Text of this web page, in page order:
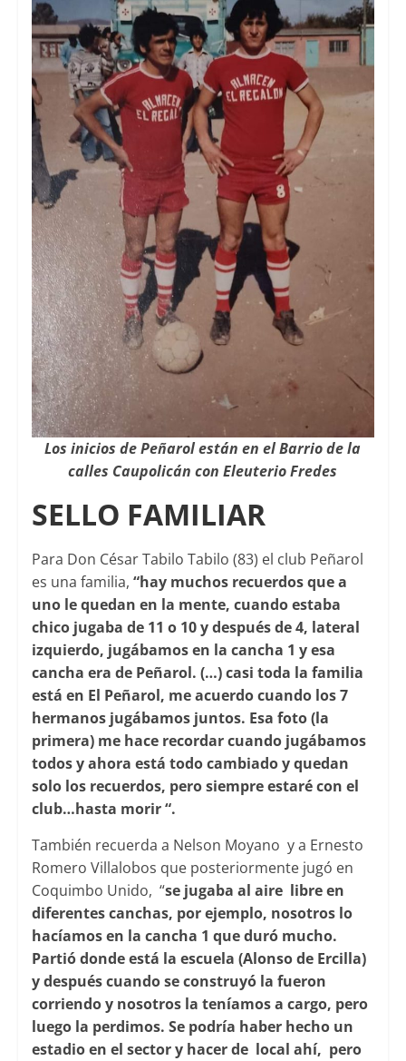
Los inicios de Peñarol están en el Barrio de la
calles Caupolicán con Eleuterio Fredes
SELLO FAMILIAR
Para Don César Tabilo Tabilo (83) el club Peñarol
es una familia, “hay muchos recuerdos que a
uno le quedan en la mente, cuando estaba
chico jugaba de 11 o 10 y después de 4, lateral
izquierdo, jugábamos en la cancha 1 y esa
cancha era de Peñarol. (…) casi toda la familia
está en El Peñarol, me acuerdo cuando los 7
hermanos jugábamos juntos. Esa foto (la
primera) me hace recordar cuando jugábamos
todos y ahora está todo cambiado y quedan
solo los recuerdos, pero siempre estaré con el
club…hasta morir “.
También recuerda a Nelson Moyano y a Ernesto
Romero Villalobos que posteriormente jugó en
Coquimbo Unido, “se jugaba al aire libre en
diferentes canchas, por ejemplo, nosotros lo
hacíamos en la cancha 1 que duró mucho.
Partió donde está la escuela (Alonso de Ercilla)
y después cuando se construyó la fueron
corriendo y nosotros la teníamos a cargo, pero
luego la perdimos. Se podría haber hecho un
estadio en el sector y hacer de local ahí, pero